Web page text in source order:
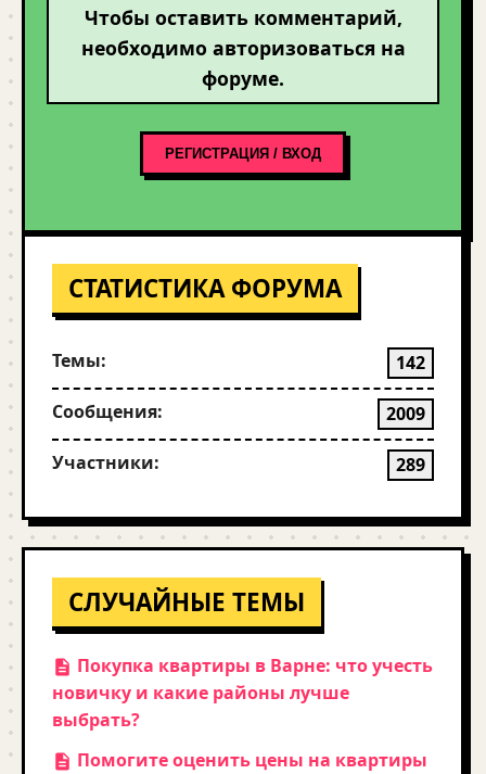
Чтобы оставить комментарий,
необходимо авторизоваться на
форуме.
РЕГИСТРАЦИЯ / ВХОД
СТАТИСТИКА ФОРУМА
Темы: 142
Сообщения: 2009
Участники: 289
СЛУЧАЙНЫЕ ТЕМЫ
Покупка квартиры в Варне: что учесть
новичку и какие районы лучше
выбрать?
Помогите оценить цены на квартиры